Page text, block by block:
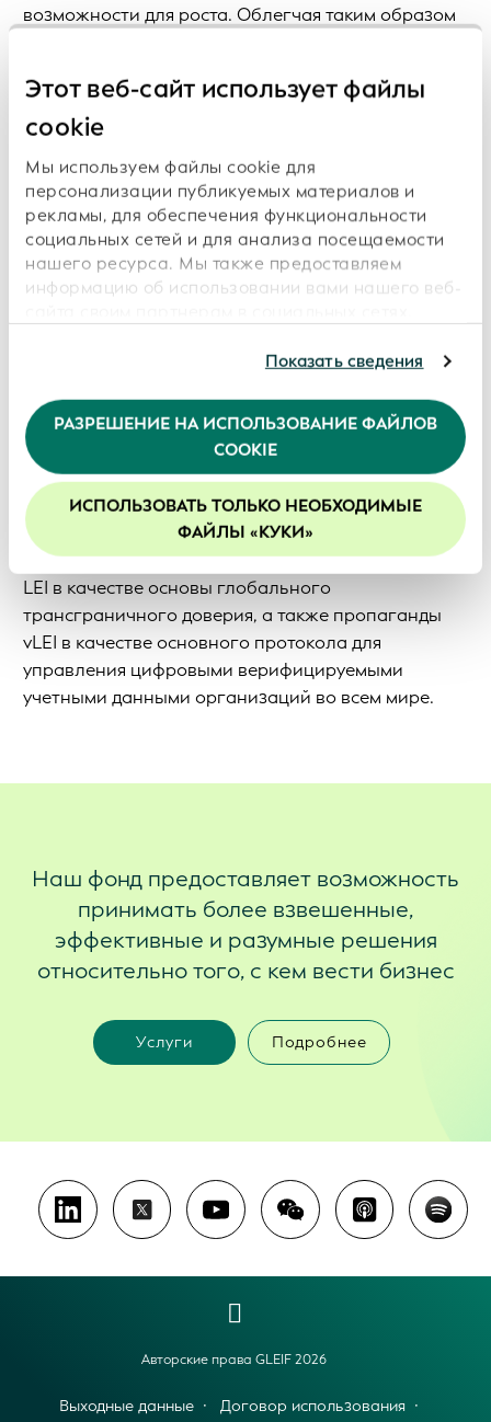
Этот веб-сайт использует файлы
cookie
Мы используем файлы cookie для
персонализации публикуемых материалов и
рекламы, для обеспечения функциональности
социальных сетей и для анализа посещаемости
нашего ресурса. Мы также предоставляем
информацию об использовании вами нашего веб-
аналитическим организациям, которые могут
предоставленной вами или полученной ими в
результате использования вами их услуг.
Продолжая использование нашего веб-сайта, вы
соглашаетесь с нашей политикой в отношении
файлов cookie. Более подробная информация
приведена в документе с описанием нашей
Политики конфиденциальности.
Мы рекомендуем включить файлы cookie, чтобы
улучшить ваш опыт на нашем сайте.
Показать сведения
РАЗРЕШЕНИЕ НА ИСПОЛЬЗОВАНИЕ ФАЙЛОВ
COOKIE
ИСПОЛЬЗОВАТЬ ТОЛЬКО НЕОБХОДИМЫЕ
ФАЙЛЫ «КУКИ»
возможности для роста. Облегчая таким образом
финансовое и корпоративное мошенничество,
финансовую изоляцию, трения в международных
законодательства, отмывание денег и
финансирование терроризма.
Наша миссия: Укрепление доверия и
прозрачности в мире с помощью открытой,
Во исполнение нашего видения, Global Legal
Entity Identifier Foundation (GLEIF) выполняет
миссию по повышению ценности Глобальной
системы идентификации юридических лиц как
"общественного блага" путем расширения
глобального охвата LEI во всех регионах,
стимулирования добровольного использования
LEI в качестве основы глобального
трансграничного доверия, а также пропаганды
vLEI в качестве основного протокола для
управления цифровыми верифицируемыми
учетными данными организаций во всем мире.
Наш фонд предоставляет возможность
принимать более взвешенные,
эффективные и разумные решения
относительно того, с кем вести бизнес
Услуги Подробнее
Авторские права GLEIF 2026
Выходные данные
Договор использования